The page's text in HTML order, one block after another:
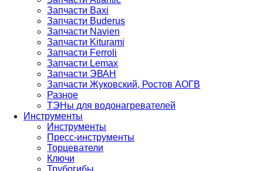
Запчасти Baxi
Запчасти Buderus
Запчасти Navien
Запчасти Kiturami
Запчасти Ferroli
Запчасти Lemax
Запчасти ЭВАН
Запчасти Жуковский, Ростов АОГВ
Разное
ТЭНы для водонагревателей
Инструменты
Инструменты
Пресс-инструменты
Торцеватели
Ключи